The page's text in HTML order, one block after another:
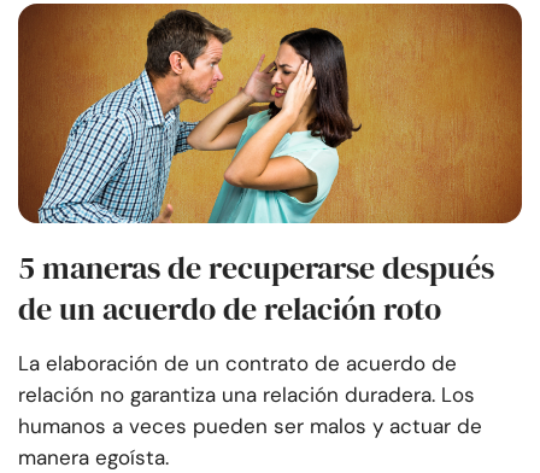
5 maneras de recuperarse después
de un acuerdo de relación roto
La elaboración de un contrato de acuerdo de
relación no garantiza una relación duradera. Los
humanos a veces pueden ser malos y actuar de
manera egoísta.